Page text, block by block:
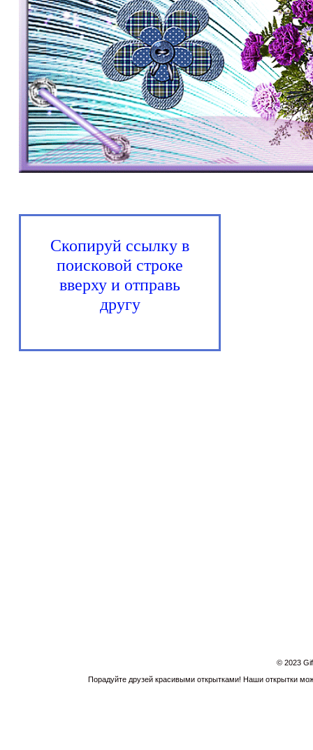
Скопируй ссылку в
поисковой строке
вверху и отправь
другу
© 2023
Порадуйте друзей красивыми открытками! Наши открытки